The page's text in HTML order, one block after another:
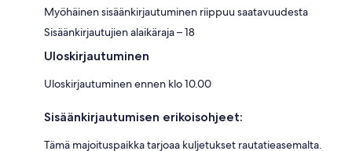
Myöhäinen sisäänkirjautuminen riippuu saatavuudesta
Sisäänkirjautujien alaikäraja – 18
Uloskirjautuminen
Uloskirjautuminen ennen klo 10.00
Sisäänkirjautumisen erikoisohjeet:
Tämä majoituspaikka tarjoaa kuljetukset rautatieasemalta.